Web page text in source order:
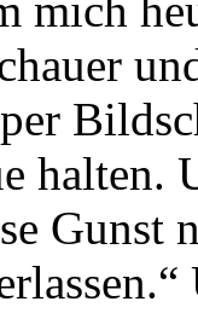
halten.
Gunst